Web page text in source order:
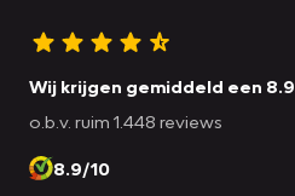
Wij krijgen gemiddeld een 8.9
o.b.v. ruim 1.448 reviews
8.9/10